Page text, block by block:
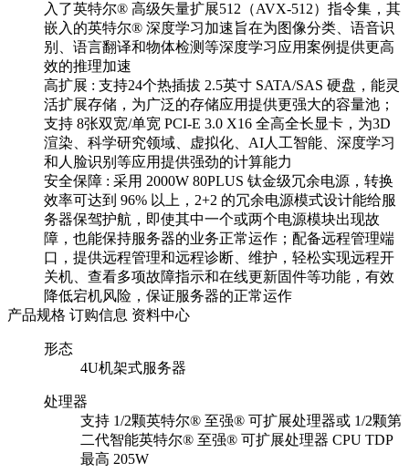
入了英特尔® 高级矢量扩展512（AVX-512）指令集，其
嵌入的英特尔® 深度学习加速旨在为图像分类、语音识
别、语言翻译和物体检测等深度学习应用案例提供更高
效的推理加速
高扩展 : 支持24个热插拔 2.5英寸 SATA/SAS 硬盘，能灵
活扩展存储，为广泛的存储应用提供更强大的容量池；
支持 8张双宽/单宽 PCI-E 3.0 X16 全高全长显卡，为3D
渲染、科学研究领域、虚拟化、AI人工智能、深度学习
和人脸识别等应用提供强劲的计算能力
安全保障 : 采用 2000W 80PLUS 钛金级冗余电源，转换
效率可达到 96% 以上，2+2 的冗余电源模式设计能给服
务器保驾护航，即使其中一个或两个电源模块出现故
障，也能保持服务器的业务正常运作；配备远程管理端
口，提供远程管理和远程诊断、维护，轻松实现远程开
关机、查看多项故障指示和在线更新固件等功能，有效
降低宕机风险，保证服务器的正常运作
产品规格 订购信息 资料中心
形态
4U机架式服务器
处理器
支持 1/2颗英特尔® 至强® 可扩展处理器或 1/2颗第
二代智能英特尔® 至强® 可扩展处理器 CPU TDP
最高 205W